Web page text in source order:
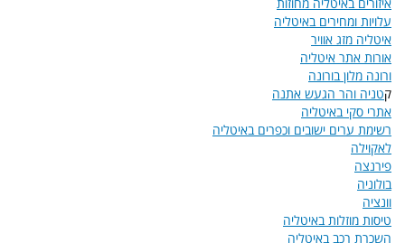
איזורים באיטליה מחוזות
עלויות ומחירים באיטליה
איטליה מזג אוויר
אורות אתר איטליה
ורונה מלון בורונה
קטניה והר הגעש אתנה
אתרי סקי באיטליה
רשימת ערים ישובים וכפרים באיטליה
לאקוילה
פירנצה
בולוניה
וונציה
טיסות מוזלות באיטליה
השכרת רכב באיטליה